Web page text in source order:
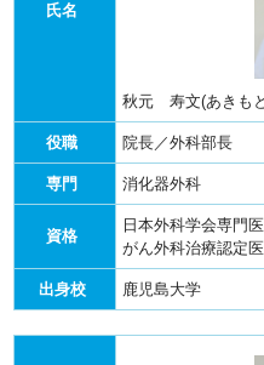
氏名
秋元 寿文(あきも
役職 院長／外科部長
専門 消化器外科
資格
日本外科学会専門医
がん外科治療認定医
出身校 鹿児島大学